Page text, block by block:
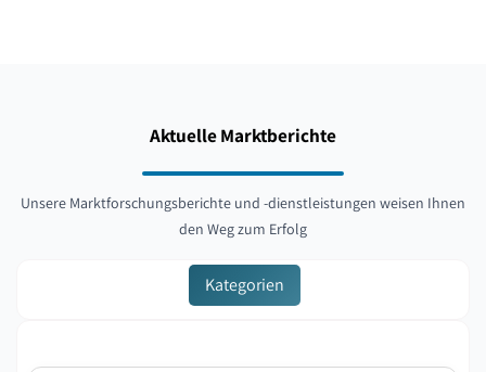
Aktuelle Marktberichte
Unsere Marktforschungsberichte und -dienstleistungen weisen Ihnen
den Weg zum Erfolg
Kategorien